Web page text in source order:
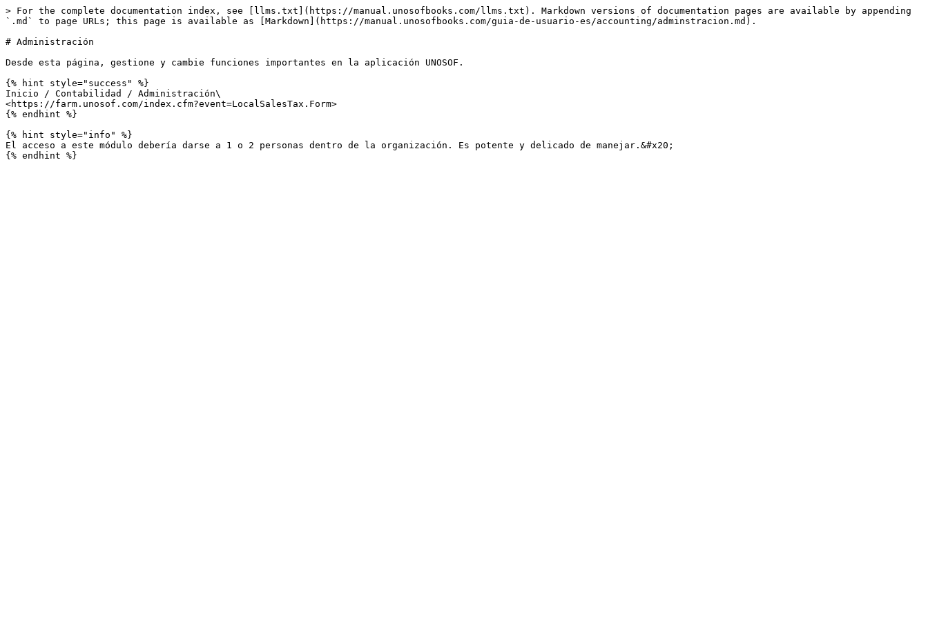
> For the complete documentation index, see [llms.txt](https://manual.unosofbooks.com/llms.txt). Markdown versions of documentation pages are available by appending
`.md` to page URLs; this page is available as [Markdown](https://manual.unosofbooks.com/guia-de-usuario-es/accounting/adminstracion.md).
# Administración
Desde esta página, gestione y cambie funciones importantes en la aplicación UNOSOF.
{% hint style="success" %}
Inicio / Contabilidad / Administración\
<https://farm.unosof.com/index.cfm?event=LocalSalesTax.Form>
{% endhint %}
{% hint style="info" %}
El acceso a este módulo debería darse a 1 o 2 personas dentro de la organización. Es potente y delicado de manejar.&#x20;